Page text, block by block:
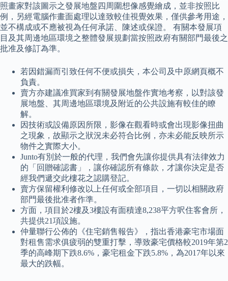
照畫家對該圖示之發展地盤四周圍想像感覺繪成，並非按照比
例，另經電腦作畫面處理以達致較佳視覺效果，僅供參考用途，
並不構成或不應被視為任何承諾、陳述或保證。 有關本發展項
目及其周邊地區環境之整體發展規劃當按照政府有關部門最後之
批准及修訂為準。
若因錯漏而引致任何不便或損失，本公司及中原網頁概不
負責。
賣方亦建議准買家到有關發展地盤作實地考察，以對該發
展地盤、其周邊地區環境及附近的公共設施有較佳的瞭
解。
因技術或設備原因所限，影像在觀看時或會出現影像扭曲
之現象，故顯示之狀況未必符合比例，亦未必能反映所示
物件之實際大小。
Junto有別於一般的代理，我們會先讓你提供具有法律效力
的「回贈確認書」，讓你確認所有條款，才讓你決定是否
經我們遞交此樓花之認購登記。
賣方保留權利修改以上任何或全部項目，一切以相關政府
部門最後批准者作準。
方面，項目於2樓及3樓設有面積達8,238平方呎住客會所，
共提供21項設施。
仲量聯行公佈的《住宅銷售報告》，指出香港豪宅市場面
對租售需求俱疲弱的雙重打擊，導致豪宅價格較2019年第2
季的高峰期下跌8.6%，豪宅租金下跌5.8%，為2017年以來
最大的跌幅。